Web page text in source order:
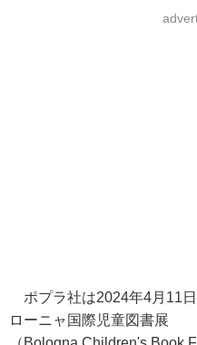
ポプラ社は2024年4月11
ローニャ国際児童図書展